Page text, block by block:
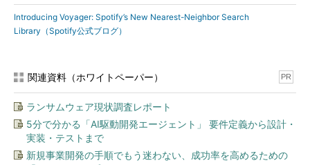
Introducing Voyager: Spotify’s New Nearest-Neighbor Search
Library（Spotify公式ブログ）
関連資料（ホワイトペーパー） PR
ランサムウェア現状調査レポート
5分で分かる「AI駆動開発エージェント」 要件定義から設計・
実装・テストまで
新規事業開発の手順でもう迷わない、成功率を高めるための